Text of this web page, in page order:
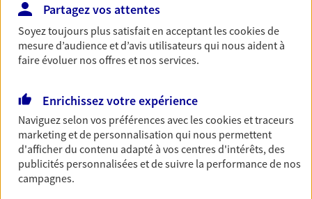
Réalisez vos projets grâce à votre épargne : achat
immobilier, études des enfants ou voyage autour
du monde… Épargnez à votre rythme et
simplement, selon votre profil.
Retraite
Préparez sereinement ce nouveau chapitre de
votre vie avec les conseils d'un expert. Découvrez
notre solution PER (Plan Epargne Retraite)
spécialement conçue pour la retraite.
Partagez vos attentes
Soyez toujours plus satisfait en acceptant lescookiesde
mesure d’audience et d’avis utilisateurs qui nous aident à
faire évoluer nos offres et nos services.
Enrichissez votre expérience
Naviguez selon vos préférences avec lescookies et traceurs
marketing et de personnalisation qui nous permettent
d'afficher du contenu adapté à vos centres d'intérêts, des
publicités personnalisées et de suivre la performance de nos
campagnes.